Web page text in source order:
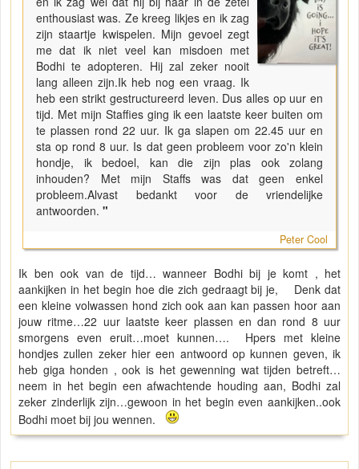
enthousiast was. Ze kreeg likjes en ik zag
zijn staartje kwispelen. Mijn gevoel zegt
me dat ik niet veel kan misdoen met
Bodhi te adopteren. Hij zal zeker nooit
lang alleen zijn.Ik heb nog een vraag. Ik
heb een strikt gestructureerd leven. Dus alles op uur en
tijd. Met mijn Staffies ging ik een laatste keer buiten om
te plassen rond 22 uur. Ik ga slapen om 22.45 uur en
sta op rond 8 uur. Is dat geen probleem voor zo'n klein
hondje, ik bedoel, kan die zijn plas ook zolang
inhouden? Met mijn Staffs was dat geen enkel
probleem.Alvast bedankt voor de vriendelijke
antwoorden. "
Peter Cool
Ik ben ook van de tijd… wanneer Bodhi bij je komt , het
aankijken in het begin hoe die zich gedraagt bij je, Denk dat
een kleine volwassen hond zich ook aan kan passen hoor aan
jouw ritme…22 uur laatste keer plassen en dan rond 8 uur
smorgens even eruit…moet kunnen…. Hpers met kleine
hondjes zullen zeker hier een antwoord op kunnen geven, ik
heb giga honden , ook is het gewenning wat tijden betreft…
neem in het begin een afwachtende houding aan, Bodhi zal
zeker zinderlijk zijn…gewoon in het begin even aankijken..ook
Bodhi moet bij jou wennen.